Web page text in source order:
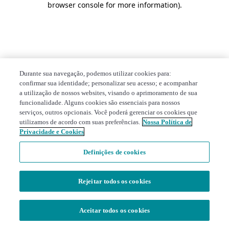
browser console for more information).
Durante sua navegação, podemos utilizar cookies para:
confirmar sua identidade; personalizar seu acesso; e acompanhar
a utilização de nossos websites, visando o aprimoramento de sua
funcionalidade. Alguns cookies são essenciais para nossos
serviços, outros opcionais. Você poderá gerenciar os cookies que
utilizamos de acordo com suas preferências. Nossa Política de
Privacidade e Cookies
Definições de cookies
Rejeitar todos os cookies
Aceitar todos os cookies